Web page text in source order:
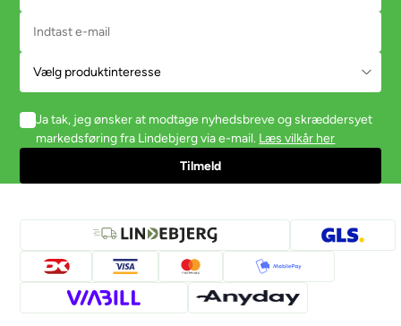
Ja tak, jeg ønsker at modtage nyhedsbreve og skræddersyet
markedsføring fra Lindebjerg via e-mail. Læs vilkår her